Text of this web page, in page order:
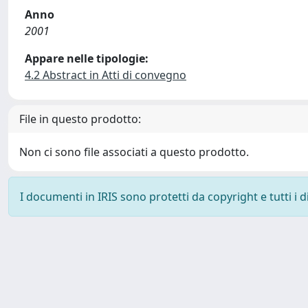
Anno
2001
Appare nelle tipologie:
4.2 Abstract in Atti di convegno
File in questo prodotto:
Non ci sono file associati a questo prodotto.
I documenti in IRIS sono protetti da copyright e tutti i